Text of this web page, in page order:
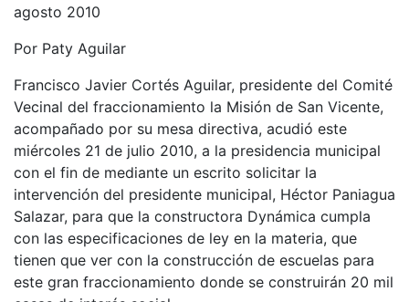
agosto 2010
Por Paty Aguilar
Francisco Javier Cortés Aguilar, presidente del Comité
Vecinal del fraccionamiento la Misión de San Vicente,
acompañado por su mesa directiva, acudió este
miércoles 21 de julio 2010, a la presidencia municipal
con el fin de mediante un escrito solicitar la
intervención del presidente municipal, Héctor Paniagua
Salazar, para que la constructora Dynámica cumpla
con las especificaciones de ley en la materia, que
tienen que ver con la construcción de escuelas para
este gran fraccionamiento donde se construirán 20 mil